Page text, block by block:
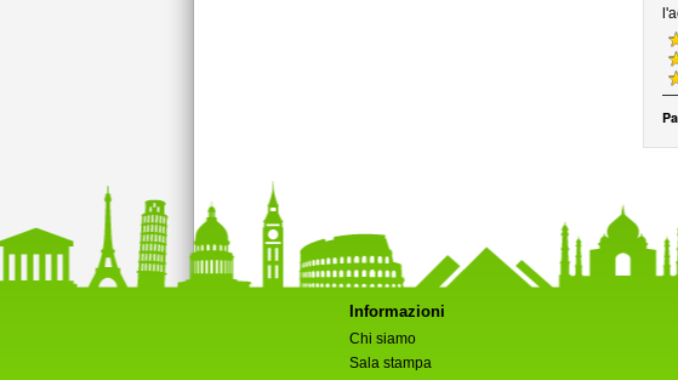
Informazioni
Chi siamo
Sala stampa